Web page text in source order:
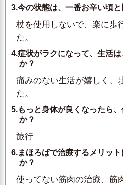
3.今の状態は、一番お辛い頃
杖を使用しないで、楽に歩
た。
4.症状がラクになって、生活
か？
痛みのない生活が嬉しく、
た。
5.もっと身体が良くなったら
か？
旅行
6.まほろばで治療するメリッ
か？
使ってない筋肉の治療、筋